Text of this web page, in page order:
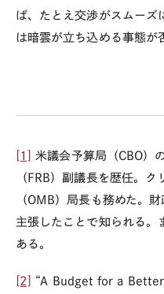
ば、たとえ交渉がスムーズ
は暗雲が立ち込める事態が
[1]
米議会予算局（CBO）
（FRB）副議長を歴任。
（OMB）局長も務めた。
主張したことで知られる。
ある。
[2]
“A Budget for a